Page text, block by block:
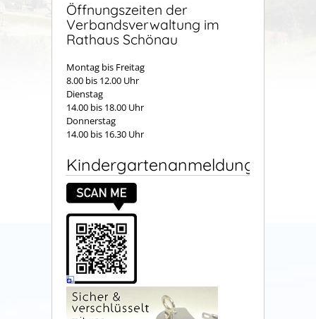
Öffnungszeiten der
Verbandsverwaltung im
Rathaus Schönau
Montag bis Freitag
8.00 bis 12.00 Uhr
Dienstag
14.00 bis 18.00 Uhr
Donnerstag
14.00 bis 16.30 Uhr
Kindergartenanmeldung